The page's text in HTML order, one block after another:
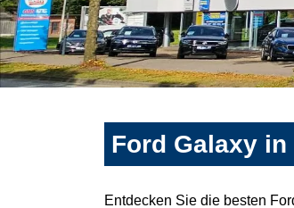
Ford Galaxy
Entdecken Sie die besten